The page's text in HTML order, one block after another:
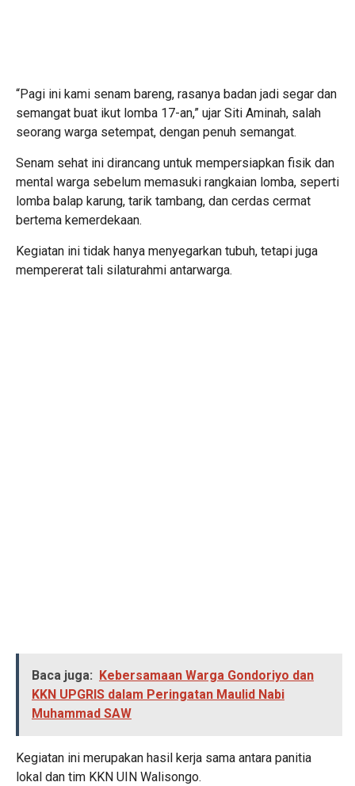
“Pagi ini kami senam bareng, rasanya badan jadi segar dan
semangat buat ikut lomba 17-an,” ujar Siti Aminah, salah
seorang warga setempat, dengan penuh semangat.
Senam sehat ini dirancang untuk mempersiapkan fisik dan
mental warga sebelum memasuki rangkaian lomba, seperti
lomba balap karung, tarik tambang, dan cerdas cermat
bertema kemerdekaan.
Kegiatan ini tidak hanya menyegarkan tubuh, tetapi juga
mempererat tali silaturahmi antarwarga.
Baca juga:
Kebersamaan Warga Gondoriyo dan
KKN UPGRIS dalam Peringatan Maulid Nabi
Muhammad SAW
Kegiatan ini merupakan hasil kerja sama antara panitia
lokal dan tim KKN UIN Walisongo.